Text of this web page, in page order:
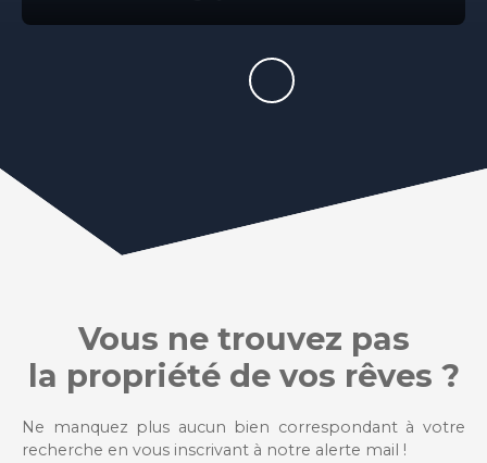
Vous ne trouvez pas
la propriété de vos rêves ?
Ne manquez plus aucun bien correspondant à votre
recherche en vous inscrivant à notre alerte mail !